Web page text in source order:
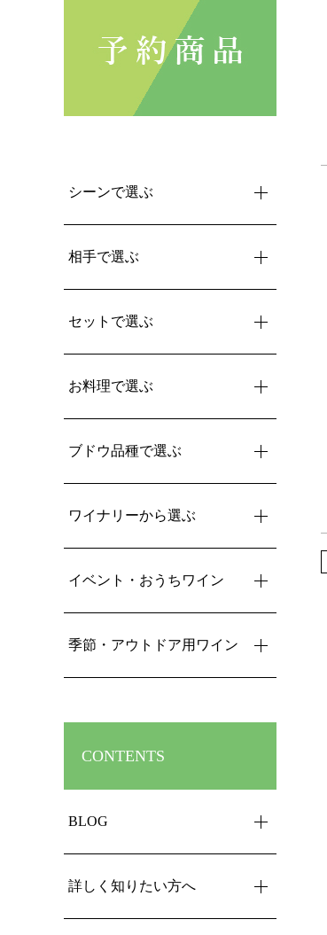
シーンで選ぶ
相手で選ぶ
セットで選ぶ
お料理で選ぶ
ブドウ品種で選ぶ
ワイナリーから選ぶ
イベント・おうちワイン
季節・アウトドア用ワイン
CONTENTS
BLOG
詳しく知りたい方へ